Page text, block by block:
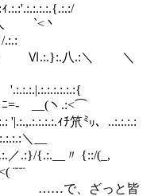
人 `<丶
Ⅵ.:.}:.八.:＼ ＼
ﾆ=- __(ヽ.:<⌒
ﾁ笊㍉、..:.:.:.:
＼__
〃 {::/(_,
¨¨¨
ざっと皆